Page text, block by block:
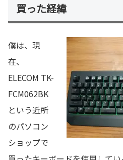
買った経緯
僕は、現
在、
ELECOM TK-
FCM062BK
という近所
のパソコン
ショップで